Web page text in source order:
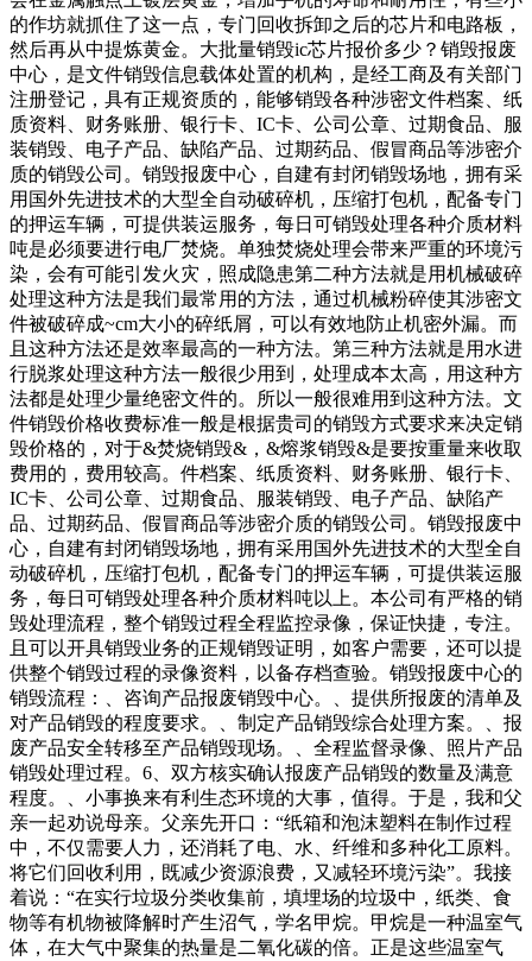
的作坊就抓住了这一点，专门回收拆卸之后的芯片和电路板，
然后再从中提炼黄金。大批量销毁ic芯片报价多少？销毁报废
中心，是文件销毁信息载体处置的机构，是经工商及有关部门
注册登记，具有正规资质的，能够销毁各种涉密文件档案、纸
质资料、财务账册、银行卡、IC卡、公司公章、过期食品、服
装销毁、电子产品、缺陷产品、过期药品、假冒商品等涉密介
质的销毁公司。销毁报废中心，自建有封闭销毁场地，拥有采
用国外先进技术的大型全自动破碎机，压缩打包机，配备专门
的押运车辆，可提供装运服务，每日可销毁处理各种介质材料
吨是必须要进行电厂焚烧。单独焚烧处理会带来严重的环境污
染，会有可能引发火灾，照成隐患第二种方法就是用机械破碎
处理这种方法是我们最常用的方法，通过机械粉碎使其涉密文
件被破碎成~cm大小的碎纸屑，可以有效地防止机密外漏。而
且这种方法还是效率最高的一种方法。第三种方法就是用水进
行脱浆处理这种方法一般很少用到，处理成本太高，用这种方
法都是处理少量绝密文件的。所以一般很难用到这种方法。文
件销毁价格收费标准一般是根据贵司的销毁方式要求来决定销
毁价格的，对于&焚烧销毁&，&熔浆销毁&是要按重量来收取
费用的，费用较高。件档案、纸质资料、财务账册、银行卡、
IC卡、公司公章、过期食品、服装销毁、电子产品、缺陷产
品、过期药品、假冒商品等涉密介质的销毁公司。销毁报废中
心，自建有封闭销毁场地，拥有采用国外先进技术的大型全自
动破碎机，压缩打包机，配备专门的押运车辆，可提供装运服
务，每日可销毁处理各种介质材料吨以上。本公司有严格的销
毁处理流程，整个销毁过程全程监控录像，保证快捷，专注。
且可以开具销毁业务的正规销毁证明，如客户需要，还可以提
供整个销毁过程的录像资料，以备存档查验。销毁报废中心的
销毁流程：、咨询产品报废销毁中心。、提供所报废的清单及
对产品销毁的程度要求。、制定产品销毁综合处理方案。、报
废产品安全转移至产品销毁现场。、全程监督录像、照片产品
销毁处理过程。6、双方核实确认报废产品销毁的数量及满意
程度。、小事换来有利生态环境的大事，值得。于是，我和父
亲一起劝说母亲。父亲先开口：“纸箱和泡沫塑料在制作过程
中，不仅需要人力，还消耗了电、水、纤维和多种化工原料。
将它们回收利用，既减少资源浪费，又减轻环境污染”。我接
着说：“在实行垃圾分类收集前，填埋场的垃圾中，纸类、食
物等有机物被降解时产生沼气，学名甲烷。甲烷是一种温室气
体，在大气中聚集的热量是二氧化碳的倍。正是这些温室气